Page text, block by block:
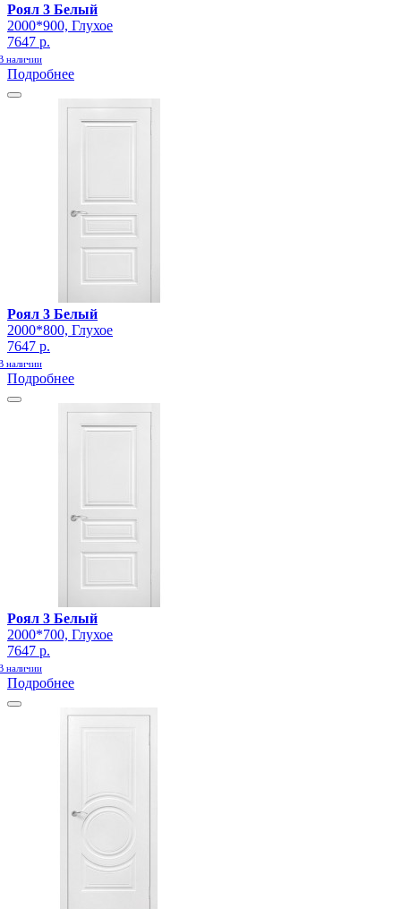
Роял 3 Белый
2000*900, Глухое
7647 р.
наличии
Подробнее
Роял 3 Белый
2000*800, Глухое
7647 р.
наличии
Подробнее
Роял 3 Белый
2000*700, Глухое
7647 р.
наличии
Подробнее